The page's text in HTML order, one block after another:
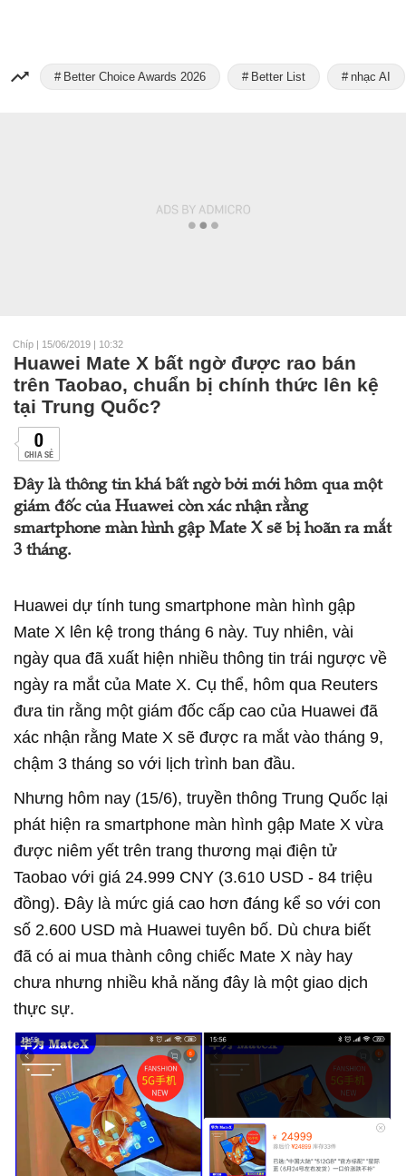
Better Choice Awards 2026 Better List nhạc AI
Chíp | 15/06/2019 | 10:32
Huawei Mate X bất ngờ được rao bán
trên Taobao, chuẩn bị chính thức lên kệ
tại Trung Quốc?
0
CHIA SẺ
Đây là thông tin khá bất ngờ bởi mới hôm qua một
giám đốc của Huawei còn xác nhận rằng
smartphone màn hình gập Mate X sẽ bị hoãn ra mắt
3 tháng.
Huawei dự tính tung smartphone màn hình gập
Mate X lên kệ trong tháng 6 này. Tuy nhiên, vài
ngày qua đã xuất hiện nhiều thông tin trái ngược về
ngày ra mắt của Mate X. Cụ thể, hôm qua Reuters
đưa tin rằng một giám đốc cấp cao của Huawei đã
xác nhận rằng Mate X sẽ được ra mắt vào tháng 9,
chậm 3 tháng so với lịch trình ban đầu.
Nhưng hôm nay (15/6), truyền thông Trung Quốc lại
phát hiện ra smartphone màn hình gập Mate X vừa
được niêm yết trên trang thương mại điện tử
Taobao với giá 24.999 CNY (3.610 USD - 84 triệu
đồng). Đây là mức giá cao hơn đáng kể so với con
số 2.600 USD mà Huawei tuyên bố. Dù chưa biết
đã có ai mua thành công chiếc Mate X này hay
chưa nhưng nhiều khả năng đây là một giao dịch
thực sự.